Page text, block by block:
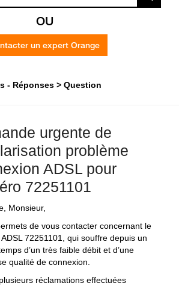
OU
un expert Orange
- Réponses Question
urgente de
problème
ADSL pour
72251101
Monsieur,
de vous contacter concernant le
72251101, qui souffre depuis un
d’un très faible débit et d’une
qualité de connexion.
réclamations effectuées